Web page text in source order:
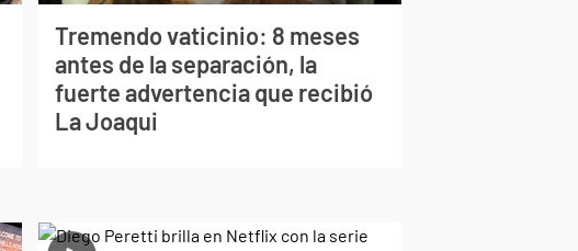
Tremendo vaticinio: 8 meses
antes de la separación, la
fuerte advertencia que recibió
La Joaqui